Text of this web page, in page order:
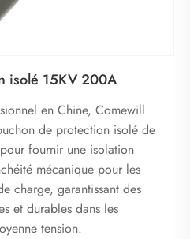
isolé 15KV 200A
en Chine, Comewill
de protection isolé de
fournir une isolation
mécanique pour les
charge, garantissant des
et durables dans les
tension.